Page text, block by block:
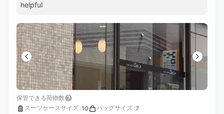
helpful
保管できる荷物数
スーツケースサイズ :10 バッグサイズ :7